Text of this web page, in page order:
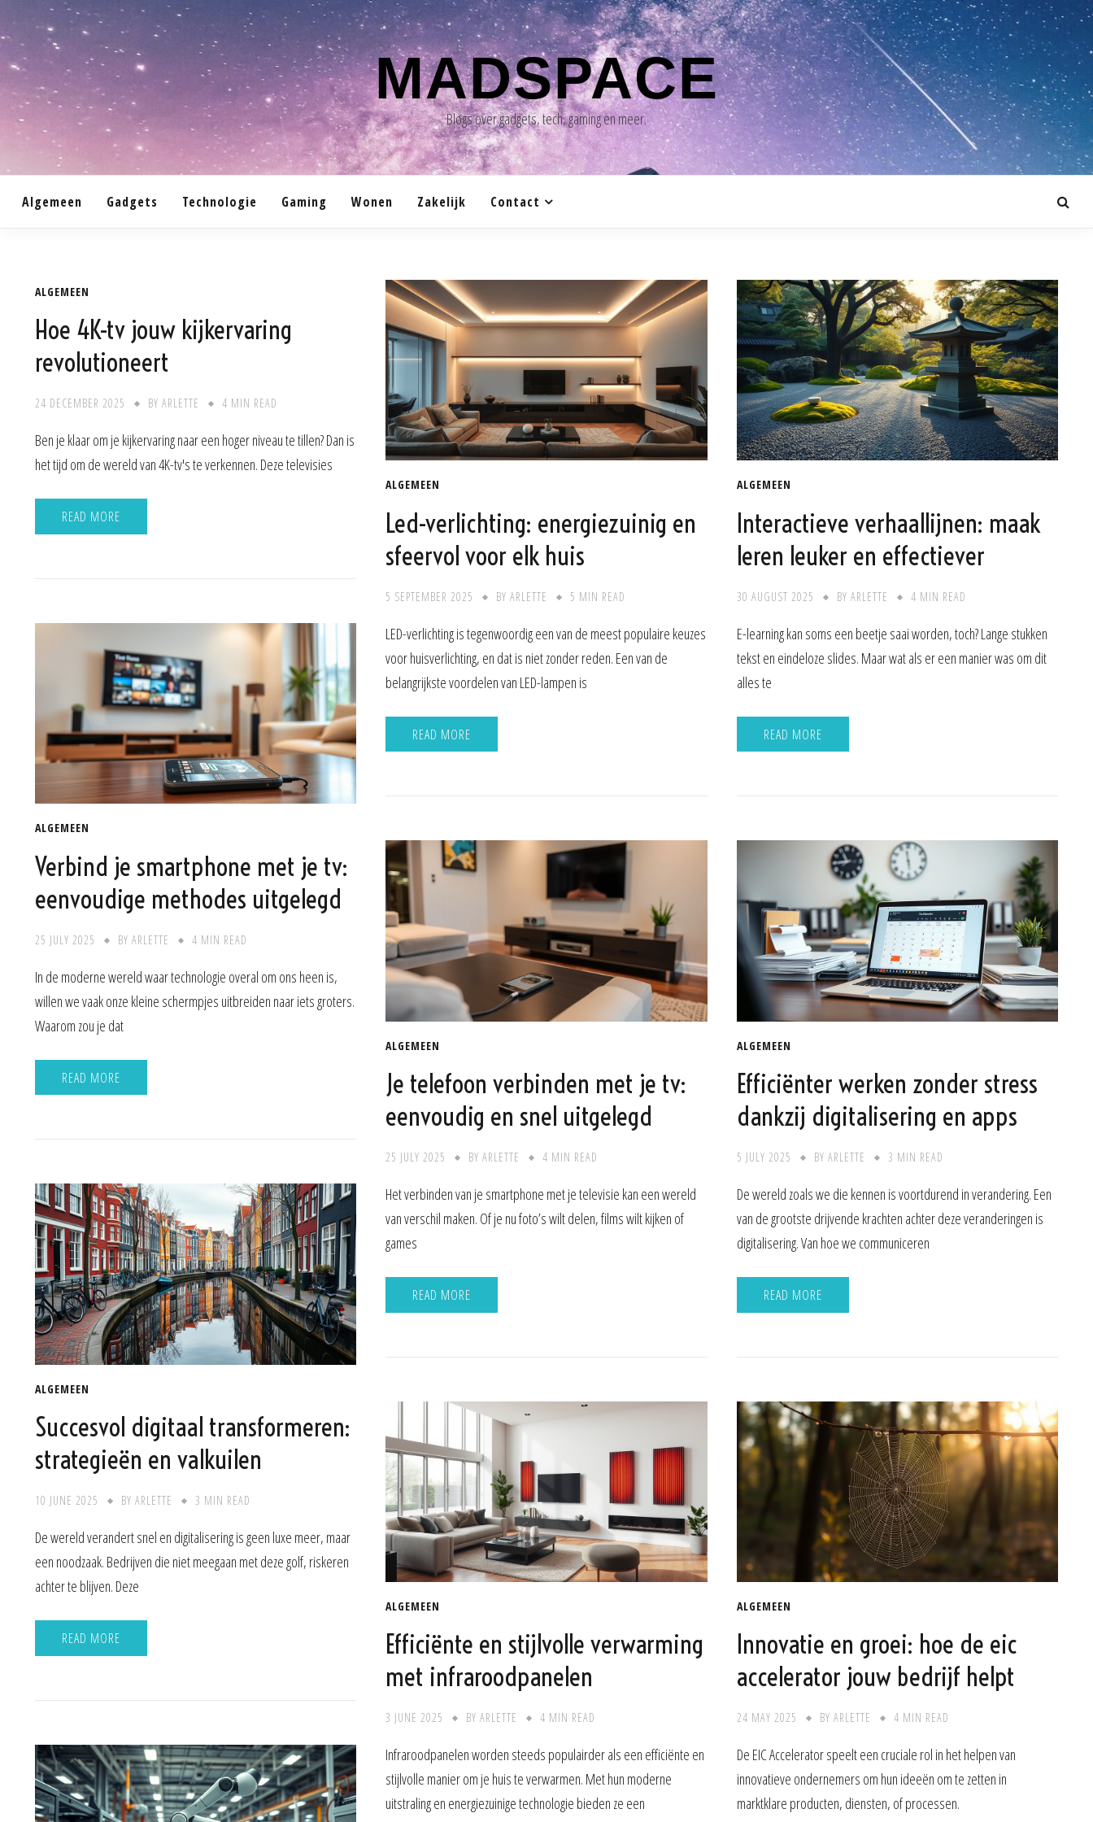
to
content
MADSPACE
Blogs over gadgets, tech, gaming en meer.
Algemeen Gadgets Technologie Gaming Wonen Zakelijk Contact
ALGEMEEN
Hoe 4K-tv jouw kijkervaring
revolutioneert
24 DECEMBER 2025 BY ARLETTE 4 MIN READ
Ben je klaar om je kijkervaring naar een hoger niveau te tillen? Dan is
het tijd om de wereld van 4K-tv's te verkennen. Deze televisies
READ MORE
ALGEMEEN
Led-verlichting: energiezuinig en
sfeervol voor elk huis
5 SEPTEMBER 2025 BYARLETTE 5 MIN READ
LED-verlichting is tegenwoordig een van de meest populaire keuzes
voor huisverlichting, en dat is niet zonder reden. Een van de
belangrijkste voordelen van LED-lampen is
READ MORE
ALGEMEEN
Interactieve verhaallijnen: maak
leren leuker en effectiever
30 AUGUST 2025 BY ARLETTE 4 MIN READ
E-learning kan soms een beetje saai worden, toch? Lange stukken
tekst en eindeloze slides. Maar wat als er een manier was om dit
alles te
READ MORE
ALGEMEEN
Verbind je smartphone met je tv:
eenvoudige methodes uitgelegd
25 JULY 2025 BY ARLETTE 4 MIN READ
In de moderne wereld waar technologie overal om ons heen is,
willen we vaak onze kleine schermpjes uitbreiden naar iets groters.
Waarom zou je dat
READ MORE
ALGEMEEN
Je telefoon verbinden met je tv:
eenvoudig en snel uitgelegd
25 JULY 2025 BYARLETTE 4 MIN READ
Het verbinden van je smartphone met je televisie kan een wereld
van verschil maken. Of je nu foto’s wilt delen, films wilt kijken of
games
READ MORE
ALGEMEEN
Efficiënter werken zonder stress
dankzij digitalisering en apps
5 JULY 2025 BY ARLETTE 3 MIN READ
De wereld zoals we die kennen is voortdurend in verandering. Een
van de grootste drijvende krachten achter deze veranderingen is
digitalisering. Van hoe we communiceren
READ MORE
ALGEMEEN
Succesvol digitaal transformeren:
strategieën en valkuilen
10 JUNE 2025 BY ARLETTE 3 MIN READ
De wereld verandert snel en digitalisering is geen luxe meer, maar
een noodzaak. Bedrijven die niet meegaan met deze golf, riskeren
achter te blijven. Deze
READ MORE
ALGEMEEN
Efficiënte en stijlvolle verwarming
met infraroodpanelen
3 JUNE 2025 BYARLETTE 4 MIN READ
Infraroodpanelen worden steeds populairder als een efficiënte en
stijlvolle manier om je huis te verwarmen. Met hun moderne
uitstraling en energiezuinige technologie bieden ze een
ALGEMEEN
Innovatie en groei: hoe de eic
accelerator jouw bedrijf helpt
24 MAY 2025 BY ARLETTE 4 MIN READ
De EIC Accelerator speelt een cruciale rol in het helpen van
innovatieve ondernemers om hun ideeën om te zetten in
marktklare producten, diensten, of processen.